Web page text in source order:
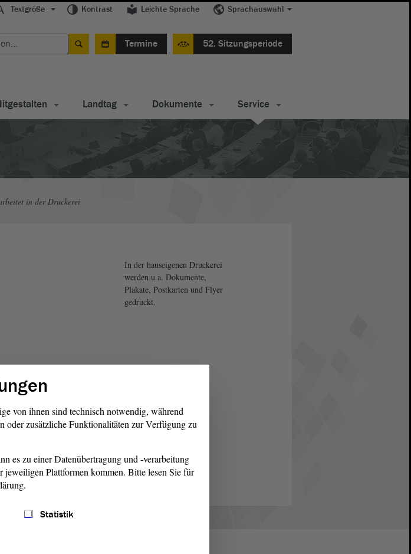
Textgröße Kontrast Leichte Sprache Sprachauswahl
Termine 52. Sitzungsperiode
Landtag Dokumente Service
in der Druckerei
In der hauseigenen Druckerei
werden u.a. Dokumente,
Plakate, Postkarten und Flyer
gedruckt.
von ihnen sind technisch notwendig, während
oder zusätzliche Funktionalitäten zur Verfügung zu
es zu einer Datenübertragung und -verarbeitung
jeweiligen Plattformen kommen. Bitte lesen Sie für
Statistik